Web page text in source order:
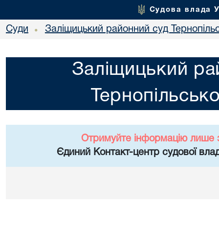
Судова влада
Суди • Заліщицький районний суд
Заліщицький
Отримуйте інформацію лише
Єдиний Контакт-центр судової